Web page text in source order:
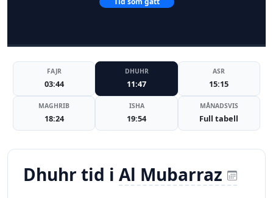
FAJR
03:44
DHUHR
11:47
ASR
15:15
MAGHRIB
18:24
ISHA
19:54
MÅNADSVIS
Full tabell
Dhuhr tid i Al Mubarraz